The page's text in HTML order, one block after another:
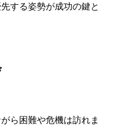
する姿勢が成功の鍵と
ら困難や危機は訪れま